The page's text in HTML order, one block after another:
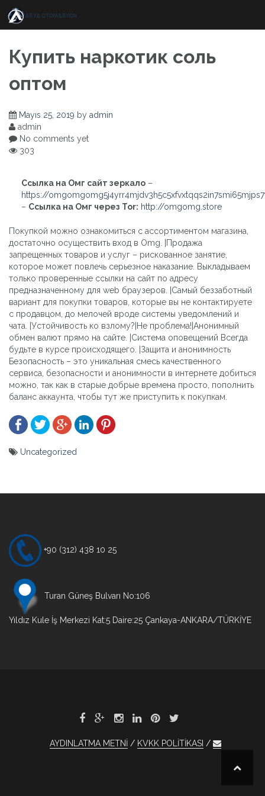
content
Купить наркотик соль
оптом
Mayıs 25, 2019 by admin
admin
No comments yet
303
Ссылка на Омг сайт зеркало –
https://
– Ссылка на Омг через Tor: http://omgomg.store
Покупкой можно ознакомиться с ассортиментом магазина,
достаточно осуществить вход в Omg. |Продажа
запрещенных товаров и услуг – рискованное занятие,
которое может повлечь серьезное наказание. Выкладываем
только проверенные ссылки на сайт по адресу
предназначенному для web браузеров. |Самый беззаботный
вариант для покупки товаров, которые вы не контактируете
с продавцом, до мелочей вроде системы уведомлений и
чата. |Устойчивость ко взлому?|Не проблема!|Анонимный
обмен валют прямо на сайте. |Система оповещений Всегда
будьте в курсе происходящего. |Защита и анонимность
Безопасность – это уникальная смесь качественного
сервиса, безопасности и анонимности в интернете добиться
можно, так как в старые добрые времена просто, пополнить
баланс аккаунта, чтобы тут же приступить к покупкам.
Uncategorized
+90 (312) 438 10 25
Turan Güneş Bulvarı No:106
Yıldız Kule İş Merkezi Kat:5 Daire:25 Çankaya-ANKARA/TÜRKİYE
AYDINLATMA METNİ KVKK POLİTİKASI